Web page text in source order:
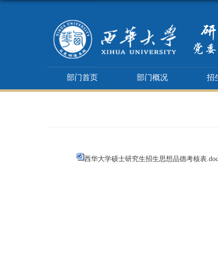
部门首页 部门概况 招
西华大学硕士研究生招生思想品德考核表.doc